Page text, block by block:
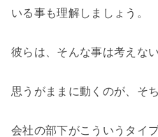
いる事も理解しましょう。
彼らは、そんな事は考えない
思うがままに動くのが、そ
会社の部下がこういうタイ